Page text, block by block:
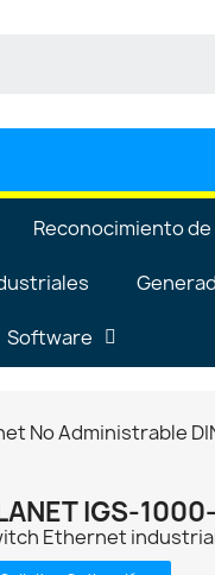
Reconocimiento
Software
No Administrable
IGS-
Ethernet industrial